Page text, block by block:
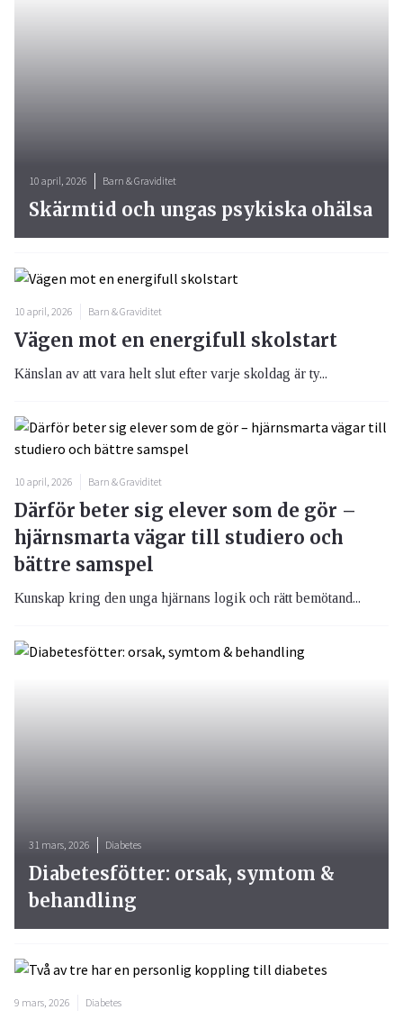
10 april, 2026 Barn & Graviditet
Vägen mot en energifull skolstart
Känslan av att vara helt slut efter varje skoldag är ty...
10 april, 2026 Barn & Graviditet
Därför beter sig elever som de gör –
hjärnsmarta vägar till studiero och
bättre samspel
Kunskap kring den unga hjärnans logik och rätt bemötand...
10 april, 2026 Barn & Graviditet
Skärmtid och ungas psykiska ohälsa
31 mars, 2026 Diabetes
Diabetesfötter: orsak, symtom &
behandling
9 mars, 2026 Diabetes